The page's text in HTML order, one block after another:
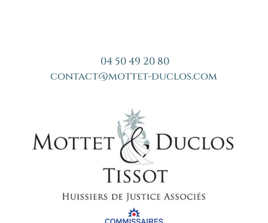
04 50 49 20 80
contact@mottet-duclos.com